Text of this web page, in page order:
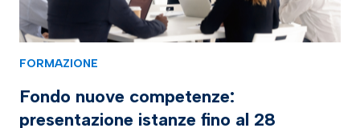
FORMAZIONE
Fondo nuove competenze:
presentazione istanze fino al 28